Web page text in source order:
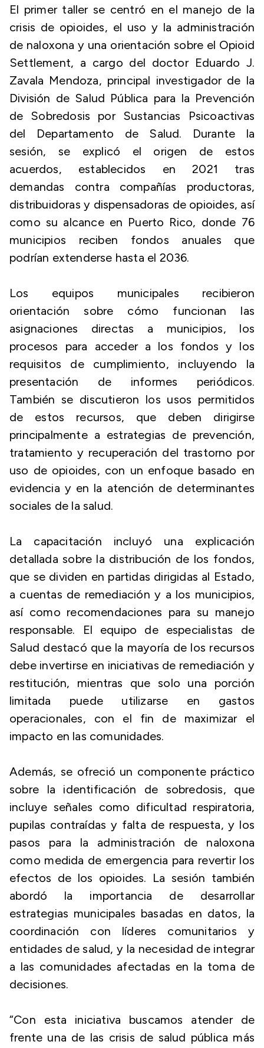
El primer taller se centró en el manejo de la
crisis de opioides, el uso y la administración
de naloxona y una orientación sobre el Opioid
Settlement, a cargo del doctor Eduardo J.
Zavala Mendoza, principal investigador de la
División de Salud Pública para la Prevención
de Sobredosis por Sustancias Psicoactivas
del Departamento de Salud. Durante la
sesión, se explicó el origen de estos
acuerdos, establecidos en 2021 tras
demandas contra compañías productoras,
distribuidoras y dispensadoras de opioides, así
como su alcance en Puerto Rico, donde 76
municipios reciben fondos anuales que
podrían extenderse hasta el 2036.
Los equipos municipales recibieron
orientación sobre cómo funcionan las
asignaciones directas a municipios, los
procesos para acceder a los fondos y los
requisitos de cumplimiento, incluyendo la
presentación de informes periódicos.
También se discutieron los usos permitidos
de estos recursos, que deben dirigirse
principalmente a estrategias de prevención,
tratamiento y recuperación del trastorno por
uso de opioides, con un enfoque basado en
evidencia y en la atención de determinantes
sociales de la salud.
La capacitación incluyó una explicación
detallada sobre la distribución de los fondos,
que se dividen en partidas dirigidas al Estado,
a cuentas de remediación y a los municipios,
así como recomendaciones para su manejo
responsable. El equipo de especialistas de
Salud destacó que la mayoría de los recursos
debe invertirse en iniciativas de remediación y
restitución, mientras que solo una porción
limitada puede utilizarse en gastos
operacionales, con el fin de maximizar el
impacto en las comunidades.
Además, se ofreció un componente práctico
sobre la identificación de sobredosis, que
incluye señales como dificultad respiratoria,
pupilas contraídas y falta de respuesta, y los
pasos para la administración de naloxona
como medida de emergencia para revertir los
efectos de los opioides. La sesión también
abordó la importancia de desarrollar
estrategias municipales basadas en datos, la
coordinación con líderes comunitarios y
entidades de salud, y la necesidad de integrar
a las comunidades afectadas en la toma de
decisiones.
“Con esta iniciativa buscamos atender de
frente una de las crisis de salud pública más